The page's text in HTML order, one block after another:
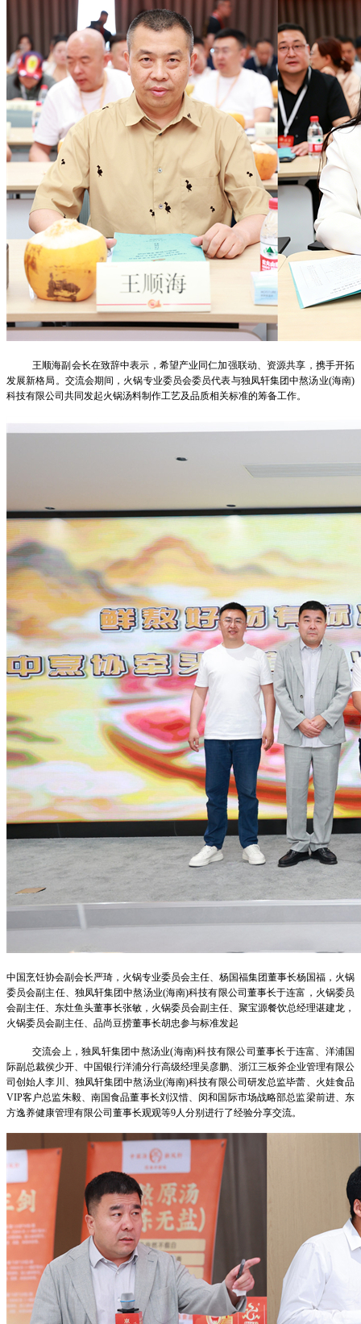
王顺海副会长在致辞中表示，希望产业同仁加强联动、资源共享，携手开拓
发展新格局。交流会期间，火锅专业委员会委员代表与独凤轩集团中熬汤业(海南)
科技有限公司共同发起火锅汤料制作工艺及品质相关标准的筹备工作。
中国烹饪协会副会长严琦，火锅专业委员会主任、杨国福集团董事长杨国福，火锅
委员会副主任、独凤轩集团中熬汤业(海南)科技有限公司董事长于连富，火锅委员
会副主任、东灶鱼头董事长张敏，火锅委员会副主任、聚宝源餐饮总经理谌建龙，
火锅委员会副主任、品尚豆捞董事长胡忠参与标准发起
交流会上，独凤轩集团中熬汤业(海南)科技有限公司董事长于连富、洋浦国
际副总裁侯少开、中国银行洋浦分行高级经理吴彦鹏、浙江三板斧企业管理有限公
司创始人李川、独凤轩集团中熬汤业(海南)科技有限公司研发总监毕蕾、火娃食品
VIP客户总监朱毅、南国食品董事长刘汉惜、闵和国际市场战略部总监梁前进、东
方逸养健康管理有限公司董事长观观等9人分别进行了经验分享交流。